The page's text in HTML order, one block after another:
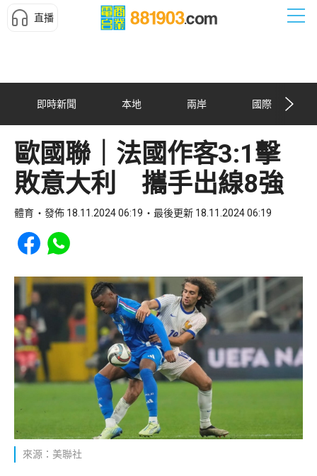
直播
即時新聞 本地 兩岸 國際
歐國聯｜法國作客3:1擊
敗意大利 攜手出線8強
體育 發佈 18.11.2024 06:19 最後更新 18.11.2024 06:19
Share to Facebook
Share to WhatsApp
來源：美聯社